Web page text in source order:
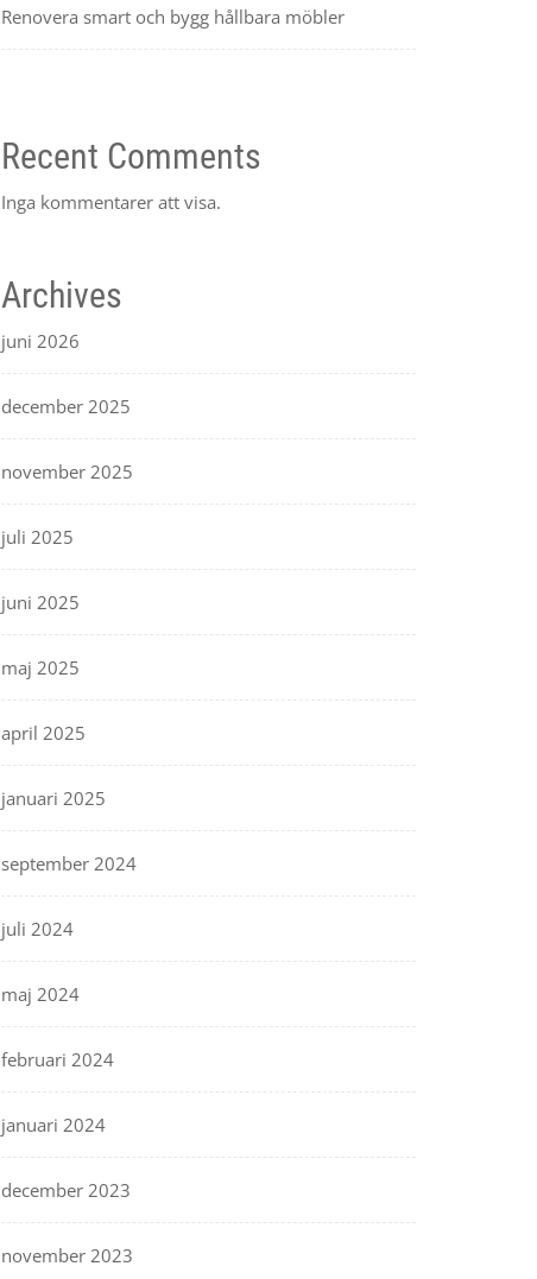
Renovera smart och bygg hållbara möbler
Recent Comments
Inga kommentarer att visa.
Archives
juni 2026
december 2025
november 2025
juli 2025
juni 2025
maj 2025
april 2025
januari 2025
september 2024
juli 2024
maj 2024
februari 2024
januari 2024
december 2023
november 2023